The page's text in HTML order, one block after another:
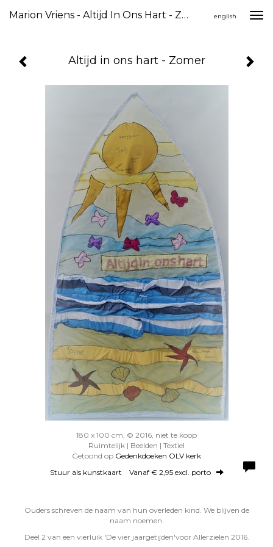
Marion Vriens - Altijd In Ons Hart - Zomer english
Altijd in ons hart - Zomer
180 x 100 cm, © 2016, niet te koop
Ruimtelijk | Beelden | Textiel
Getoond op Gedenkdoeken OLV kerk
Stuur als kunstkaart Vanaf € 2,95 excl. porto
Ouders schreven de naam van hun overleden kind. We blijven de
naam noemen.
Deel 2 van een vierluik 'De vier jaargetijden'voor Allerzielen 2016.